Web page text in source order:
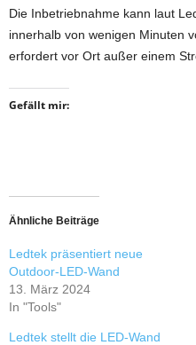
Die Inbetriebnahme kann laut
innerhalb von wenigen Minuten
erfordert vor Ort außer einem
Gefällt mir:
Ähnliche Beiträge
Ledtek präsentiert neue
Outdoor-LED-Wand
13. März 2024
In "Tools"
Ledtek stellt die LED-Wand